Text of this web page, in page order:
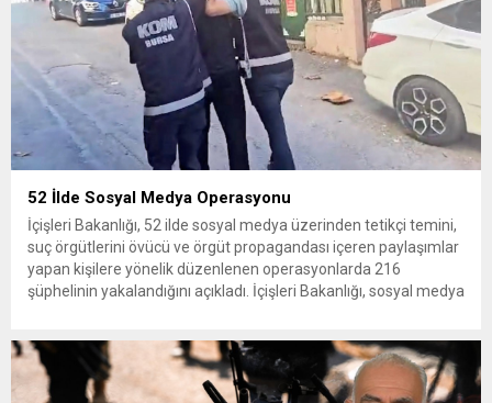
52 İlde Sosyal Medya Operasyonu
İçişleri Bakanlığı, 52 ilde sosyal medya üzerinden tetikçi temini,
suç örgütlerini övücü ve örgüt propagandası içeren paylaşımlar
yapan kişilere yönelik düzenlenen operasyonlarda 216
şüphelinin yakalandığını açıkladı. İçişleri Bakanlığı, sosyal medya
düzenlenen operasyonlarda 216...